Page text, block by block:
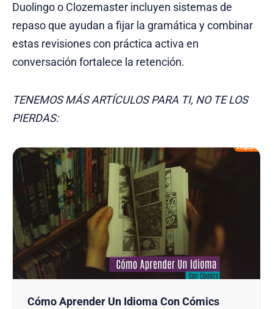
Duolingo o Clozemaster incluyen sistemas de
repaso que ayudan a fijar la gramática y combinar
estas revisiones con práctica activa en
conversación fortalece la retención.
TENEMOS MÁS ARTÍCULOS PARA TI, NO TE LOS
PIERDAS:
Cómo Aprender Un Idioma Con Cómics